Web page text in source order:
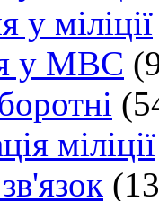
у міліції
у МВС
міліції